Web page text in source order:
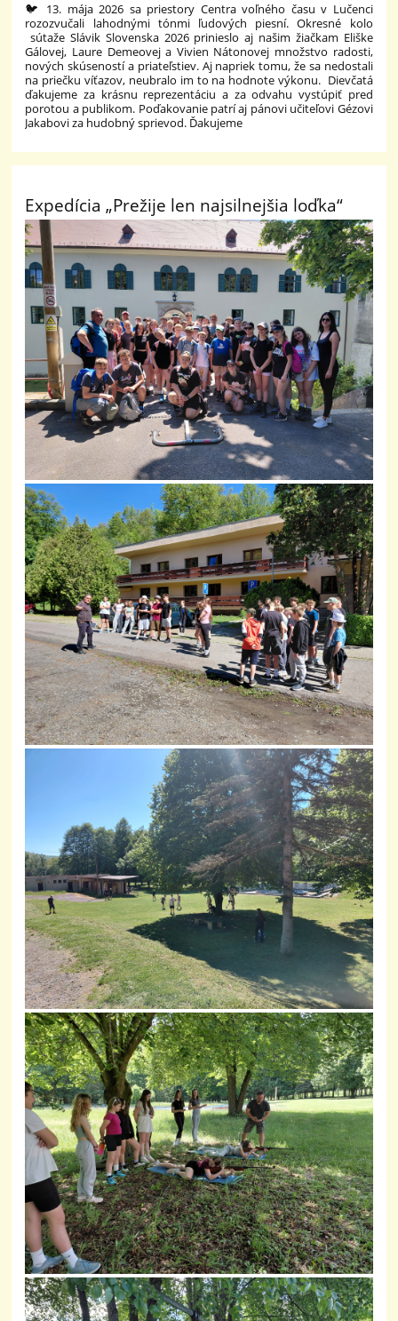
🐦 13. mája 2026 sa priestory Centra voľného času v Lučenci
rozozvučali lahodnými tónmi ľudových piesní. Okresné kolo
sútaže Slávik Slovenska 2026 prinieslo aj našim žiačkam Eliške
Gálovej, Laure Demeovej a Vivien Nátonovej množstvo radosti,
nových skúseností a priateľstiev. Aj napriek tomu, že sa nedostali
na priečku víťazov, neubralo im to na hodnote výkonu. Dievčatá
ďakujeme za krásnu reprezentáciu a za odvahu vystúpiť pred
porotou a publikom. Poďakovanie patrí aj pánovi učiteľovi Gézovi
Jakabovi za hudobný sprievod. Ďakujeme
Expedícia „Prežije len najsilnejšia loďka“